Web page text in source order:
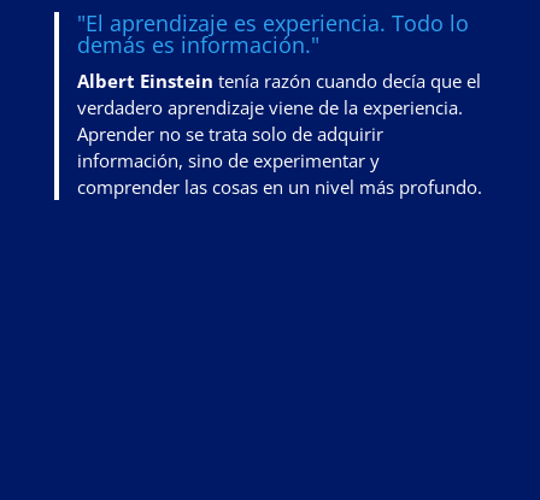
"El aprendizaje es experiencia. Todo lo
demás es información."
Albert Einstein tenía razón cuando decía que el
verdadero aprendizaje viene de la experiencia.
Aprender no se trata solo de adquirir
información, sino de experimentar y
comprender las cosas en un nivel más profundo.